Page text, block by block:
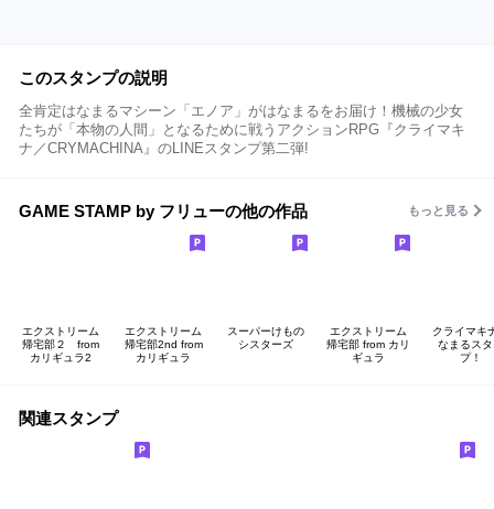
このスタンプの説明
全肯定はなまるマシーン「エノア」がはなまるをお届け！機械の少女
たちが「本物の人間」となるために戦うアクションRPG『クライマキ
ナ／CRYMACHINA』のLINEスタンプ第二弾!
GAME STAMP by フリューの他の作品 もっと見る
エクストリーム
帰宅部２ from
カリギュラ2
エクストリーム
帰宅部2nd from
カリギュラ
スーパーけもの
シスターズ
エクストリーム
帰宅部 from カリ
ギュラ
クライマキ
なまるス
プ！
関連スタンプ